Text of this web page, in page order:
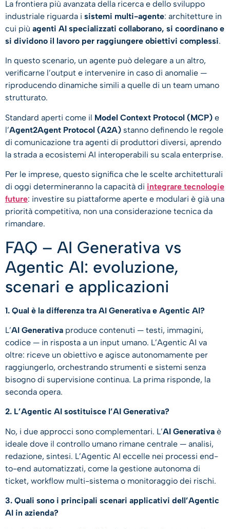
La frontiera più avanzata della ricerca e dello sviluppo
industriale riguarda i sistemi multi-agente: architetture in
cui più agenti AI specializzati collaborano, si coordinano e
si dividono il lavoro per raggiungere obiettivi complessi.
In questo scenario, un agente può delegare a un altro,
verificarne l’output e intervenire in caso di anomalie —
riproducendo dinamiche simili a quelle di un team umano
strutturato.
Standard aperti come il Model Context Protocol (MCP) e
l’Agent2Agent Protocol (A2A) stanno definendo le regole
di comunicazione tra agenti di produttori diversi, aprendo
la strada a ecosistemi AI interoperabili su scala enterprise.
Per le imprese, questo significa che le scelte architetturali
di oggi determineranno la capacità di integrare tecnologie
future: investire su piattaforme aperte e modulari è già una
priorità competitiva, non una considerazione tecnica da
rimandare.
FAQ – AI Generativa vs
Agentic AI: evoluzione,
scenari e applicazioni
1. Qual è la differenza tra AI Generativa e Agentic AI?
L’AI Generativa produce contenuti — testi, immagini,
codice — in risposta a un input umano. L’Agentic AI va
oltre: riceve un obiettivo e agisce autonomamente per
raggiungerlo, orchestrando strumenti e sistemi senza
bisogno di supervisione continua. La prima risponde, la
seconda opera.
2. L’Agentic AI sostituisce l’AI Generativa?
No, i due approcci sono complementari. L’AI Generativa è
ideale dove il controllo umano rimane centrale — analisi,
redazione, sintesi. L’Agentic AI eccelle nei processi end-
to-end automatizzati, come la gestione autonoma di
ticket, workflow multi-sistema o monitoraggio dei rischi.
3. Quali sono i principali scenari applicativi dell’Agentic
AI in azienda?